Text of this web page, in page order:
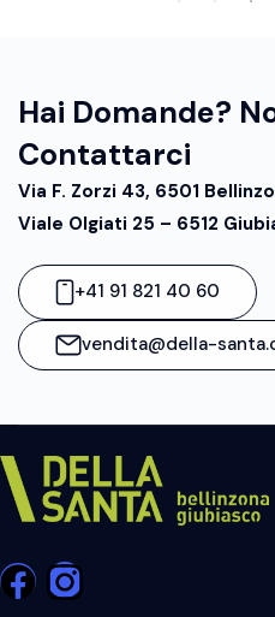
Hai Domande?
Contattarci
Via F. Zorzi 43, 6501
Viale Olgiati 25 – 6512
+41 91 821 40 60
vendita@della-